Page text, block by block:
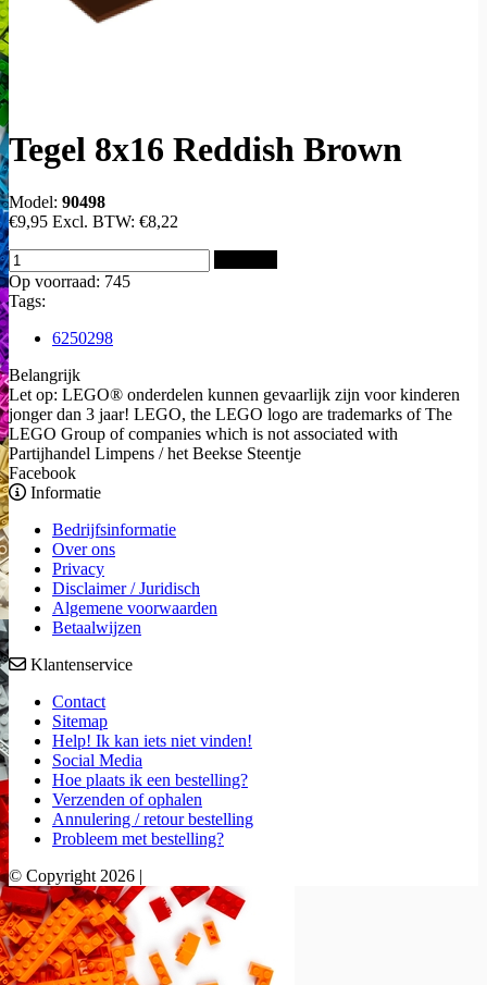
Tegel 8x16 Reddish Brown
Model: 90498
€9,95 Excl. BTW: €8,22
Op voorraad: 745
Tags:
6250298
Belangrijk
Let op: LEGO® onderdelen kunnen gevaarlijk zijn voor kinderen
jonger dan 3 jaar! LEGO, the LEGO logo are trademarks of The
LEGO Group of companies which is not associated with
Partijhandel Limpens / het Beekse Steentje
Facebook
Informatie
Bedrijfsinformatie
Over ons
Privacy
Disclaimer / Juridisch
Algemene voorwaarden
Betaalwijzen
Klantenservice
Contact
Sitemap
Help! Ik kan iets niet vinden!
Social Media
Hoe plaats ik een bestelling?
Verzenden of ophalen
Annulering / retour bestelling
Probleem met bestelling?
© Copyright 2026 |